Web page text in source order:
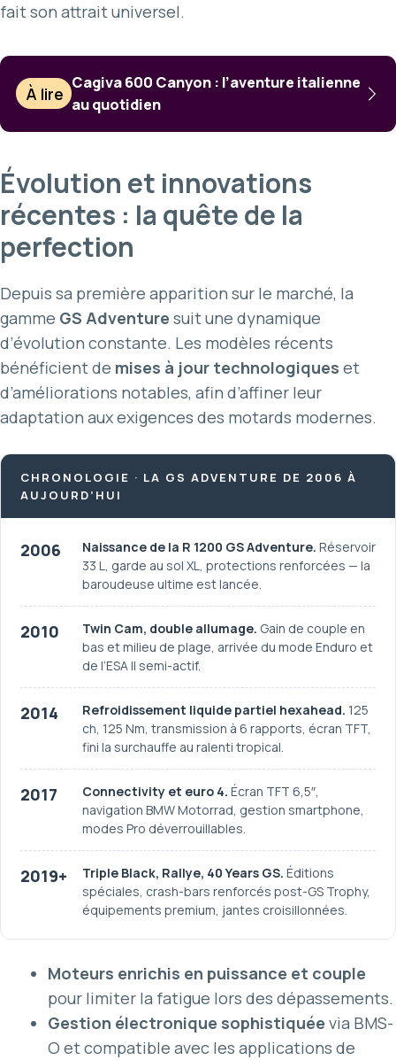
fait son attrait universel.
À lire
Cagiva 600 Canyon : l’aventure italienne
au quotidien
Évolution et innovations
récentes : la quête de la
perfection
Depuis sa première apparition sur le marché, la
gamme GS Adventure suit une dynamique
d’évolution constante. Les modèles récents
bénéficient de mises à jour technologiques et
d’améliorations notables, afin d’affiner leur
adaptation aux exigences des motards modernes.
CHRONOLOGIE · LA GS ADVENTURE DE 2006 À
AUJOURD’HUI
2006 Naissance de la R 1200 GS Adventure. Réservoir
33 L, garde au sol XL, protections renforcées — la
baroudeuse ultime est lancée.
2010 Twin Cam, double allumage. Gain de couple en
bas et milieu de plage, arrivée du mode Enduro et
de l’ESA II semi-actif.
2014 Refroidissement liquide partiel hexahead. 125
ch, 125 Nm, transmission à 6 rapports, écran TFT,
fini la surchauffe au ralenti tropical.
2017 Connectivity et euro 4. Écran TFT 6,5″,
navigation BMW Motorrad, gestion smartphone,
modes Pro déverrouillables.
2019+ Triple Black, Rallye, 40 Years GS. Éditions
spéciales, crash-bars renforcés post-GS Trophy,
équipements premium, jantes croisillonnées.
Moteurs enrichis en puissance et couple
pour limiter la fatigue lors des dépassements.
Gestion électronique sophistiquée via BMS-
O et compatible avec les applications de